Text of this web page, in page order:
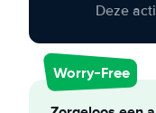
Deze
Worry-Free